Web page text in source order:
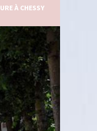
À CHESSY